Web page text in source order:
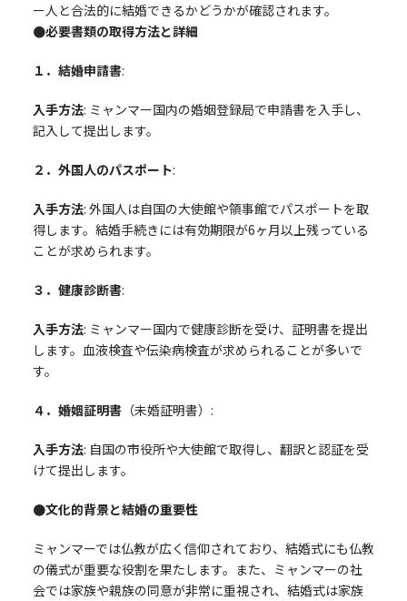
ー人と合法的に結婚できるかどうかが確認されます。
●必要書類の取得方法と詳細
１．結婚申請書:
入手方法: ミャンマー国内の婚姻登録局で申請書を入手し、
記入して提出します。
２．外国人のパスポート:
入手方法: 外国人は自国の大使館や領事館でパスポートを取
得します。結婚手続きには有効期限が6ヶ月以上残っている
ことが求められます。
３．健康診断書:
入手方法: ミャンマー国内で健康診断を受け、証明書を提出
します。血液検査や伝染病検査が求められることが多いで
す。
４．婚姻証明書（未婚証明書）:
入手方法: 自国の市役所や大使館で取得し、翻訳と認証を受
けて提出します。
●文化的背景と結婚の重要性
ミャンマーでは仏教が広く信仰されており、結婚式にも仏教
の儀式が重要な役割を果たします。また、ミャンマーの社
会では家族や親族の同意が非常に重視され、結婚式は家族